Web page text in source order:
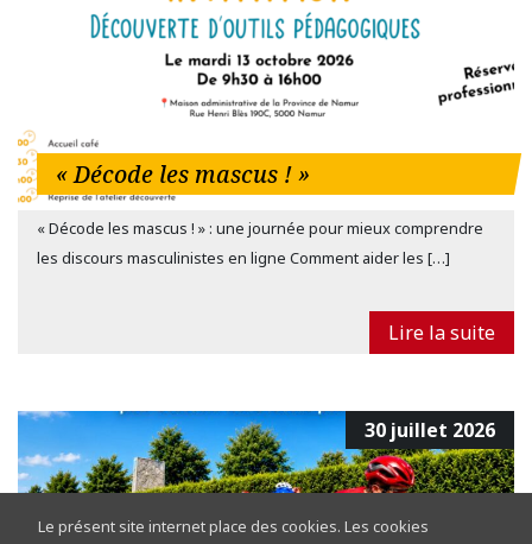
« Décode les mascus ! »
« Décode les mascus ! » : une journée pour mieux comprendre
les discours masculinistes en ligne Comment aider les […]
Lire la suite
30 juillet 2026
Le présent site internet place des cookies. Les cookies